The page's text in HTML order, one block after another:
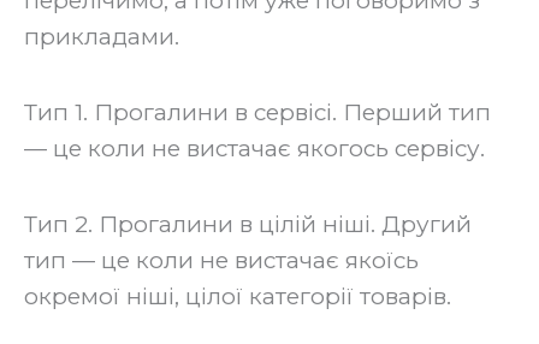
прикладами.
Тип 1. Прогалини в сервісі. Перший тип
— це коли не вистачає якогось сервісу.
Тип 2. Прогалини в цілій ніші. Другий
тип — це коли не вистачає якоїсь
окремої ніші, цілої категорії товарів.